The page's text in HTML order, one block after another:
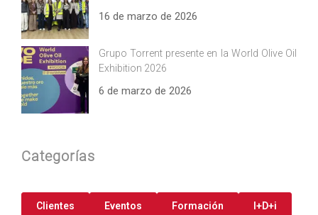
16 de marzo de 2026
Grupo Torrent presente en la World Olive Oil
Exhibition 2026
6 de marzo de 2026
Categorías
Clientes Eventos Formación I+D+i